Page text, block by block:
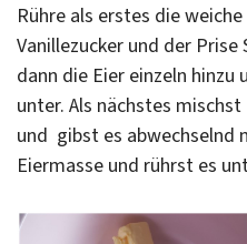
Rühre als erstes die
Vanillezucker und der Prise
dann die Eier einzeln hinzu
unter. Als nächstes
und gibst es abwechselnd
Eiermasse und rührst es